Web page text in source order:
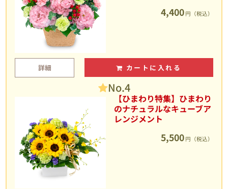
4,400 円（税込）
詳細 カートに入れる
No.4
【ひまわり特集】ひまわり
のナチュラルなキューブア
レンジメント
5,500 円（税込）